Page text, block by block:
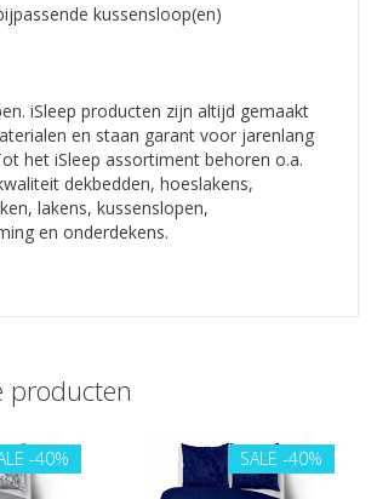
kussensloop(en)
iSleep producten zijn altijd gemaakt
en staan garant voor jarenlang
het iSleep assortiment behoren o.a.
dekbedden, hoeslakens,
lakens, kussenslopen,
en onderdekens.
producten
-40% SALE -40%